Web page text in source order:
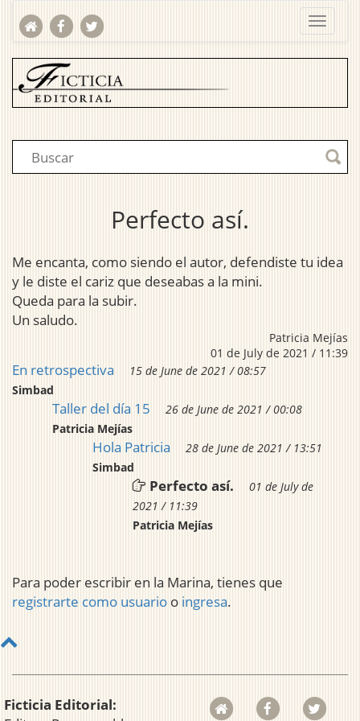
Perfecto así.
Me encanta, como siendo el autor, defendiste tu idea
y le diste el cariz que deseabas a la mini.
Queda para la subir.
Un saludo.
Patricia Mejías
01 de July de 2021 / 11:39
En retrospectiva
15 de June de 2021 / 08:57
Simbad
Taller del día 15
26 de June de 2021 / 00:08
Patricia Mejías
Hola Patricia
28 de June de 2021 / 13:51
Simbad
Perfecto así.
01 de July de
2021 / 11:39
Patricia Mejías
Para poder escribir en la Marina, tienes que
registrarte como usuario o ingresa.
Ficticia Editorial: